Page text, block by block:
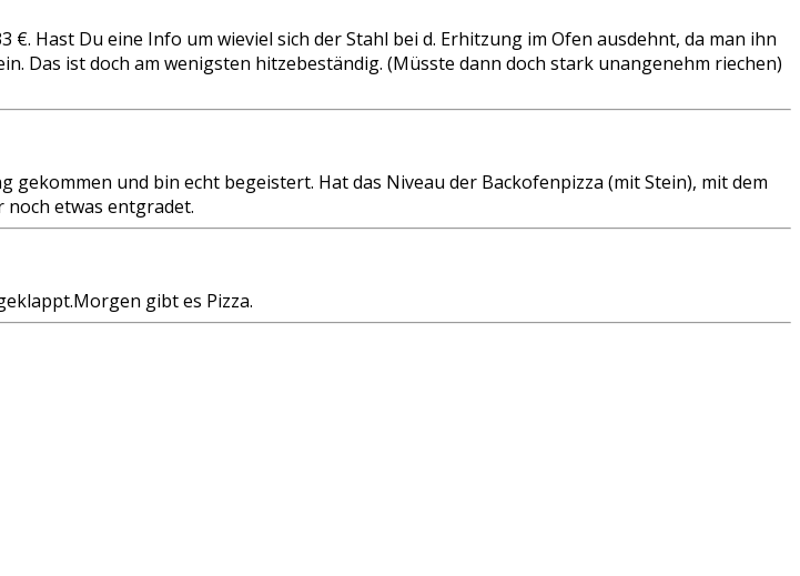
Hast Du eine Info um wieviel sich der Stahl bei d. Erhitzung im Ofen ausdehnt, da man ihn
Das ist doch am wenigsten hitzebeständig. (Müsste dann doch stark unangenehm riechen)
und bin echt begeistert. Hat das Niveau der Backofenpizza (mit Stein), mit dem
noch etwas entgradet.
gibt es Pizza.